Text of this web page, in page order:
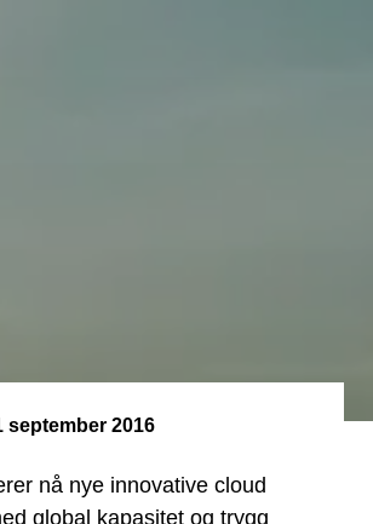
september 2016
nå nye innovative cloud
global kapasitet og trygg